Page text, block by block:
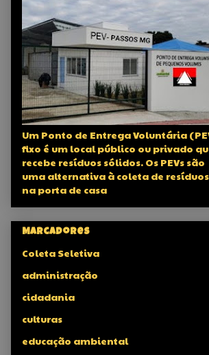
Um Ponto de Entrega Voluntária
fixo é um local público ou privado
recebe resíduos sólidos. Os PEVs são
uma alternativa à coleta de resíduos
na porta de casa
Marcadores
Coleta Seletiva
administração
cidadania
culturas
educação ambiental